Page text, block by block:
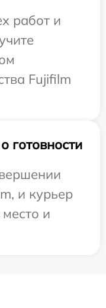
работ и
Fujifilm
готовности
и курьер
и